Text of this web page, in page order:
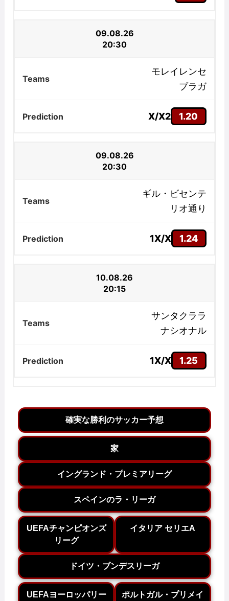
09.08.26
20:30
モレイレンセ
ブラガ
X/X2 1.20
09.08.26
20:30
ギル・ビセンテ
リオ通り
1X/X 1.24
10.08.26
20:15
サンタクララ
ナシオナル
1X/X 1.25
確実な勝利のサッカー予想
家
イングランド・プレミアリーグ
スペインのラ・リーガ
UEFAチャンピオンズ
リーグ
イタリア セリエA
ドイツ・ブンデスリーガ
UEFAヨーロッパリー
ポルトガル・プリメイ